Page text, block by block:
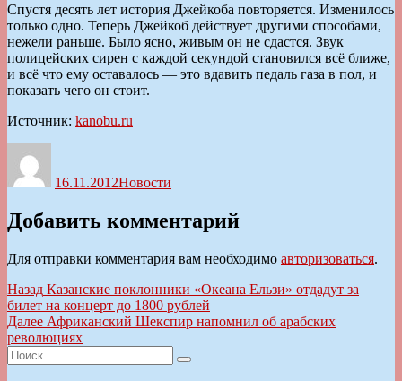
Спустя десять лет история Джейкоба повторяется. Изменилось
только одно. Теперь Джейкоб действует другими способами,
нежели раньше. Было ясно, живым он не сдастся. Звук
полицейских сирен с каждой секундой становился всё ближе,
и всё что ему оставалось — это вдавить педаль газа в пол, и
показать чего он стоит.
Источник: kanobu.ru
16.11.2012Новости
Добавить комментарий
Для отправки комментария вам необходимо авторизоваться.
Навигация
по
записям
Назад Предыдущая
запись:
Казанские поклонники «Океана Ельзи» отдадут за
билет на концерт до 1800 рублей
Далее Следующая
запись:
Африканский Шекспир напомнил об арабских
революциях
Искать:
Поиск